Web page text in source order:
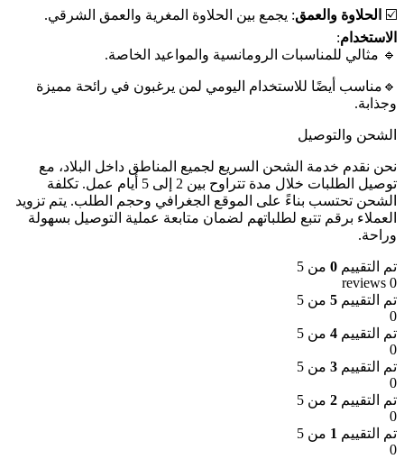
☑️
الحلاوة والعمق: يجمع بين الحلاوة المغرية والعمق الشرقي.
الاستخدام:
🔹️ مثالي للمناسبات الرومانسية والمواعيد الخاصة.
🔹️مناسب أيضًا للاستخدام اليومي لمن يرغبون في رائحة مميزة
وجذابة.
الشحن والتوصيل
نحن نقدم خدمة الشحن السريع لجميع المناطق داخل البلاد، مع
توصيل الطلبات خلال مدة تتراوح بين 2 إلى 5 أيام عمل. تكلفة
الشحن تحتسب بناءً على الموقع الجغرافي وحجم الطلب. يتم تزويد
العملاء برقم تتبع لطلباتهم لضمان متابعة عملية التوصيل بسهولة
وراحة.
تم التقييم 0 من 5
0 reviews
تم التقييم 5 من 5
0
تم التقييم 4 من 5
0
تم التقييم 3 من 5
0
تم التقييم 2 من 5
0
تم التقييم 1 من 5
0